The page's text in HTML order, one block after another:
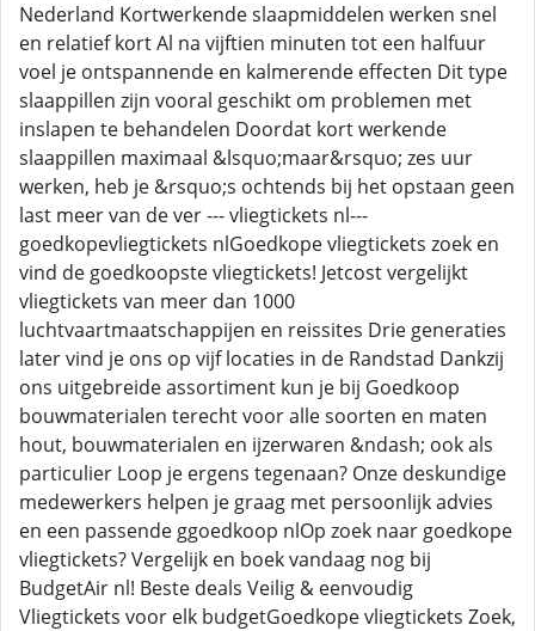
Nederland Kortwerkende slaapmiddelen werken snel
en relatief kort Al na vijftien minuten tot een halfuur
voel je ontspannende en kalmerende effecten Dit type
slaappillen zijn vooral geschikt om problemen met
inslapen te behandelen Doordat kort werkende
slaappillen maximaal &lsquo;maar&rsquo; zes uur
werken, heb je &rsquo;s ochtends bij het opstaan geen
last meer van de ver --- vliegtickets nl---
goedkopevliegtickets nlGoedkope vliegtickets zoek en
vind de goedkoopste vliegtickets! Jetcost vergelijkt
vliegtickets van meer dan 1000
luchtvaartmaatschappijen en reissites Drie generaties
later vind je ons op vijf locaties in de Randstad Dankzij
ons uitgebreide assortiment kun je bij Goedkoop
bouwmaterialen terecht voor alle soorten en maten
hout, bouwmaterialen en ijzerwaren &ndash; ook als
particulier Loop je ergens tegenaan? Onze deskundige
medewerkers helpen je graag met persoonlijk advies
en een passende ggoedkoop nlOp zoek naar goedkope
vliegtickets? Vergelijk en boek vandaag nog bij
BudgetAir nl! Beste deals Veilig & eenvoudig
Vliegtickets voor elk budgetGoedkope vliegtickets Zoek,